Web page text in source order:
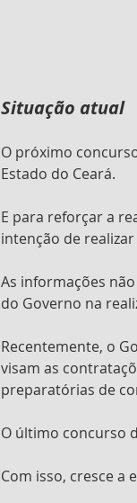
Situação atual
O próximo
Estado do Ceará.
E para reforçar a
intenção de
As informações
do Governo na
Recentemente, o
visam as
preparatórias de
O último concurso
Com isso, cresce a